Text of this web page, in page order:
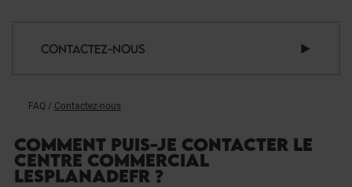
CONTACTEZ-NOUS
FAQ / Contactez-nous
COMMENT PUIS-JE CONTACTER LE
CENTRE COMMERCIAL
LESPLANADEFR ?